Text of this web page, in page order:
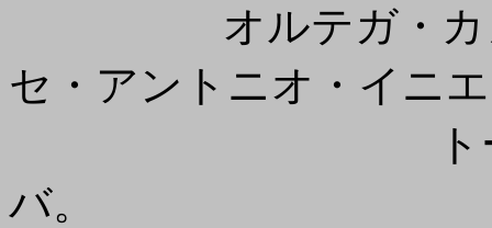
オルテガ・カノ、
セ・アントニオ・イニ
トーモ・デ・
バ。